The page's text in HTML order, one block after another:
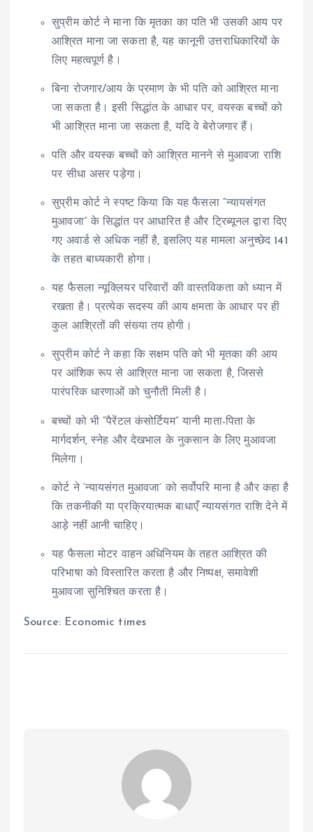
सुप्रीम कोर्ट ने माना कि मृतका का पति भी उसकी आय पर
आश्रित माना जा सकता है, यह कानूनी उत्तराधिकारियों के
लिए महत्वपूर्ण है।
बिना रोजगार/आय के प्रमाण के भी पति को आश्रित माना
जा सकता है। इसी सिद्धांत के आधार पर, वयस्क बच्चों को
भी आश्रित माना जा सकता है, यदि वे बेरोजगार हैं।
पति और वयस्क बच्चों को आश्रित मानने से मुआवजा राशि
पर सीधा असर पड़ेगा।
सुप्रीम कोर्ट ने स्पष्ट किया कि यह फैसला “न्यायसंगत
मुआवजा” के सिद्धांत पर आधारित है और ट्रिब्यूनल द्वारा दिए
गए अवार्ड से अधिक नहीं है, इसलिए यह मामला अनुच्छेद 141
के तहत बाध्यकारी होगा।
यह फैसला न्यूक्लियर परिवारों की वास्तविकता को ध्यान में
रखता है। प्रत्येक सदस्य की आय क्षमता के आधार पर ही
कुल आश्रितों की संख्या तय होगी।
सुप्रीम कोर्ट ने कहा कि सक्षम पति को भी मृतका की आय
पर आंशिक रूप से आश्रित माना जा सकता है, जिससे
पारंपरिक धारणाओं को चुनौती मिली है।
बच्चों को भी “पैरेंटल कंसोर्टियम” यानी माता-पिता के
मार्गदर्शन, स्नेह और देखभाल के नुकसान के लिए मुआवजा
मिलेगा।
कोर्ट ने ‘न्यायसंगत मुआवजा’ को सर्वोपरि माना है और कहा है
कि तकनीकी या प्रक्रियात्मक बाधाएँ न्यायसंगत राशि देने में
आड़े नहीं आनी चाहिए।
यह फैसला मोटर वाहन अधिनियम के तहत आश्रित की
परिभाषा को विस्तारित करता है और निष्पक्ष, समावेशी
मुआवजा सुनिश्चित करता है।
Source: Economic times